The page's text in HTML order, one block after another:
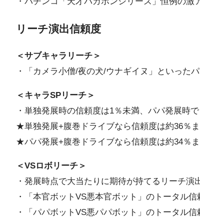
リーチ演出信頼度
＜サブキャラリーチ＞
・「カメラ小僧/夜の犬/ウナギイヌ」といった
＜キャラSPリーチ＞
・単独発展時の信頼度は1％未満、パパ発展時
★単独発展+腹巻ドライブなら信頼度は約36％ま
★パパ発展+腹巻ドライブなら信頼度は約34％ま
＜VSロボリーチ＞
・発展時点で大当たりに期待が持てるリーチ演
・「本官ボットVS悪本官ボット」のトータル信
・「パパボットVS悪パパボット」のトータル信